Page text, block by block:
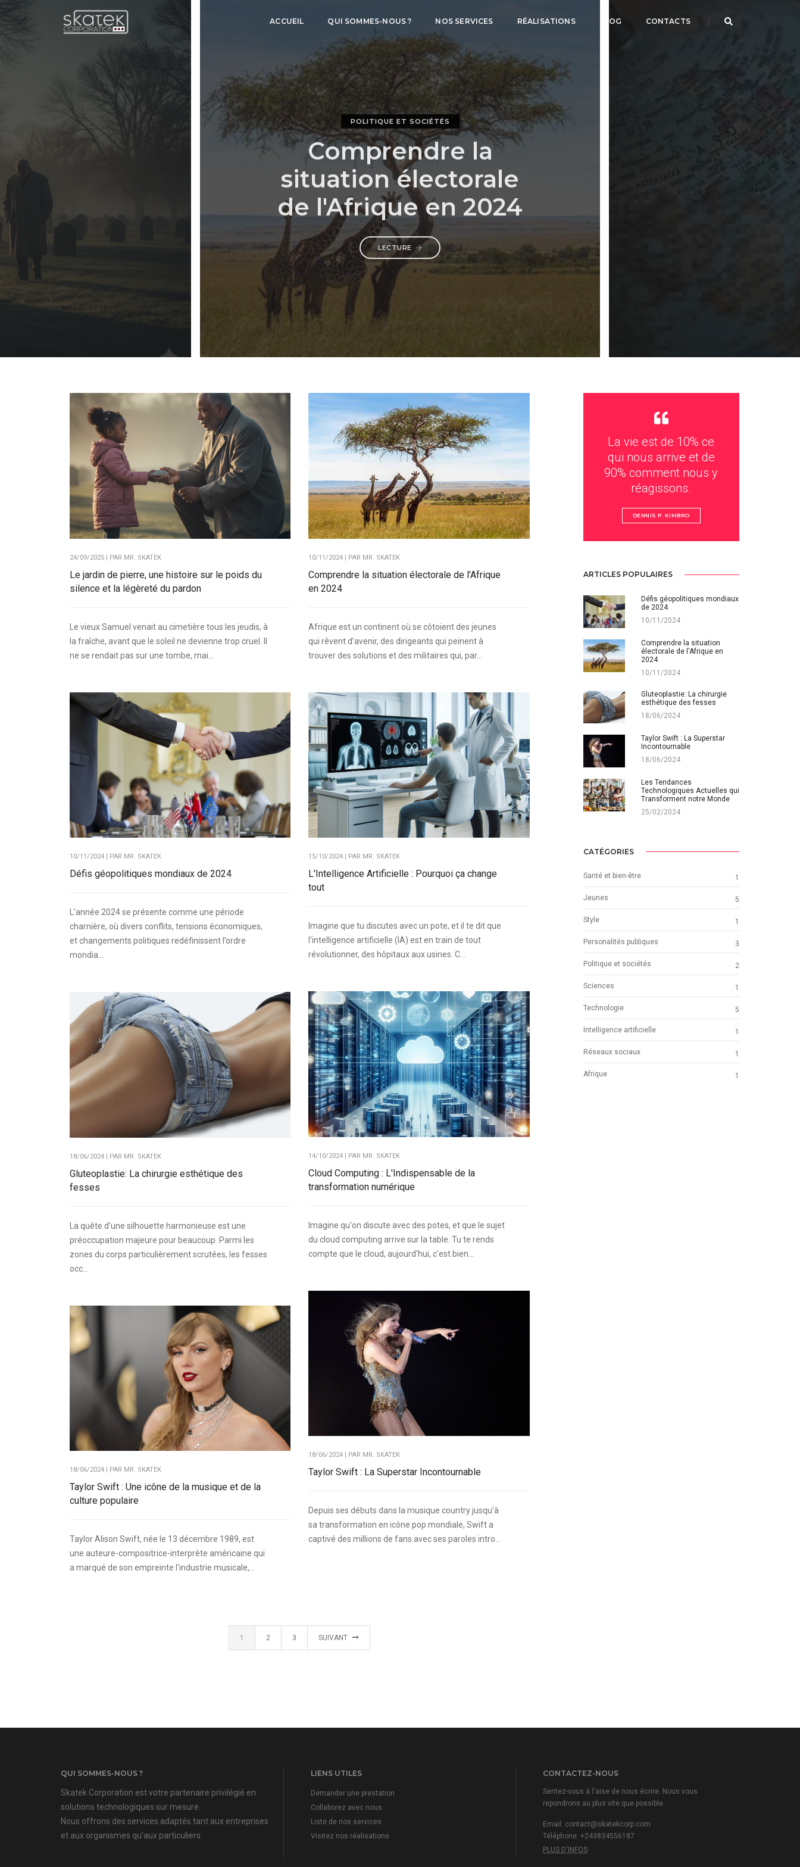
ACCUEIL QUI SOMMES-NOUS ? NOS SERVICES RÉALISATIONS BLOG CONTACTS
POLITIQUE ET SOCIÉTÉS
Comprendre la
situation électorale
de l'Afrique en 2024
LECTURE
24/09/2025 | PAR MR. SKATEK
Le jardin de pierre, une histoire sur le poids du
silence et la légèreté du pardon
Le vieux Samuel venait au cimetière tous les jeudis, à
la fraîche, avant que le soleil ne devienne trop cruel. Il
ne se rendait pas sur une tombe, mai...
10/11/2024 | PAR MR. SKATEK
Comprendre la situation électorale de l'Afrique
en 2024
Afrique est un continent où se côtoient des jeunes
qui rêvent d’avenir, des dirigeants qui peinent à
trouver des solutions et des militaires qui, par...
10/11/2024 | PAR MR. SKATEK
Défis géopolitiques mondiaux de 2024
L'année 2024 se présente comme une période
charnière, où divers conflits, tensions économiques,
et changements politiques redéfinissent l’ordre
mondia...
15/10/2024 | PAR MR. SKATEK
L'Intelligence Artificielle : Pourquoi ça change
tout
Imagine que tu discutes avec un pote, et il te dit que
l'intelligence artificielle (IA) est en train de tout
révolutionner, des hôpitaux aux usines. C...
14/10/2024 | PAR MR. SKATEK
Cloud Computing : L'Indispensable de la
transformation numérique
Imagine qu'on discute avec des potes, et que le sujet
du cloud computing arrive sur la table. Tu te rends
compte que le cloud, aujourd'hui, c'est bien...
18/06/2024 | PAR MR. SKATEK
Gluteoplastie: La chirurgie esthétique des
fesses
La quête d'une silhouette harmonieuse est une
préoccupation majeure pour beaucoup. Parmi les
zones du corps particulièrement scrutées, les fesses
occ...
18/06/2024 | PAR MR. SKATEK
Taylor Swift : La Superstar Incontournable
Depuis ses débuts dans la musique country jusqu'à
sa transformation en icône pop mondiale, Swift a
captivé des millions de fans avec ses paroles intro...
18/06/2024 | PAR MR. SKATEK
Taylor Swift : Une icône de la musique et de la
culture populaire
Taylor Alison Swift, née le 13 décembre 1989, est
une auteure-compositrice-interprète américaine qui
a marqué de son empreinte l'industrie musicale,...
1 2 3 SUIVANT
La vie est de 10% ce
qui nous arrive et de
90% comment nous y
réagissons.
DENNIS P. KIMBRO
ARTICLES POPULAIRES
Défis géopolitiques mondiaux
de 2024
10/11/2024
Comprendre la situation
électorale de l'Afrique en
2024
10/11/2024
Gluteoplastie: La chirurgie
esthétique des fesses
18/06/2024
Taylor Swift : La Superstar
Incontournable
18/06/2024
Les Tendances
Technologiques Actuelles qui
Transforment notre Monde
25/02/2024
CATÉGORIES
Santé et bien-être 1
Jeunes 5
Style 1
Personalités publiques 3
Politique et sociétés 2
Sciences 1
Technologie 5
Intelligence artificielle 1
Réseaux sociaux 1
Afrique 1
QUI SOMMES-NOUS ?
Skatek Corporation est votre partenaire privilégié en
solutions technologiques sur mesure.
Nous offrons des services adaptés tant aux entreprises
et aux organismes qu'aux particuliers.
LIENS UTILES
Demander une prestation
Collaborez avec nous
Liste de nos services
Visitez nos réalisations
CONTACTEZ-NOUS
Sentez-vous à l'aise de nous écrire. Nous vous
repondrons au plus vite que possible.
Email: contact@skatekcorp.com
Téléphone: +243834556187
PLUS D'INFOS